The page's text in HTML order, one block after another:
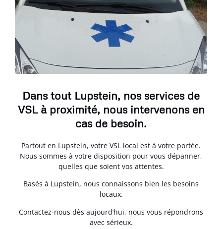
Dans tout Lupstein, nos services de
VSL à proximité, nous intervenons en
cas de besoin.
Partout en Lupstein, votre VSL local est à votre portée.
Nous sommes à votre disposition pour vous dépanner,
quelles que soient vos attentes.
Basés à Lupstein, nous connaissons bien les besoins
locaux.
Contactez-nous dès aujourd’hui, nous vous répondrons
avec sérieux.